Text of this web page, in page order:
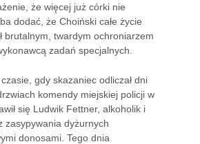
że więcej już córki nie
dodać, że Choiński całe życie
brutalnym, twardym ochroniarzem
zadań specjalnych.
gdy skazaniec odliczał dni
komendy miejskiej policji w
się Ludwik Fettner, alkoholik i
zasypywania dyżurnych
donosami. Tego dnia